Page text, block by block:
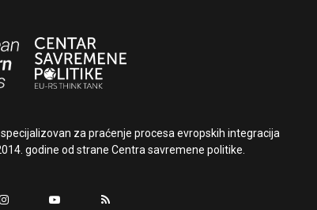
za praćenje procesa evropskih integracija
godine od strane Centra savremene politike.